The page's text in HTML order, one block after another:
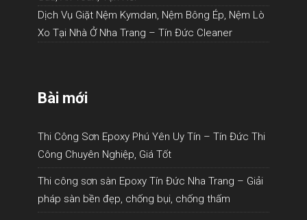
Dịch Vụ Giặt Nệm Kymdan, Nệm Bông Ép, Nệm Lò
Xo Tại Nhà Ở Nha Trang – Tín Đức Cleaner
Bài mới
Thi Công Sơn Epoxy Phú Yên Uy Tín – Tín Đức Thi
Công Chuyên Nghiệp, Giá Tốt
Thi công sơn sàn Epoxy Tín Đức Nha Trang – Giải
pháp sàn bền đẹp, chống bụi, chống thấm